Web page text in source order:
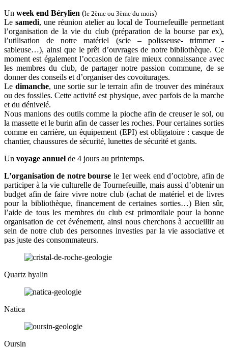
Un week end Bérylien (le 2ème ou 3ème du mois)
Le samedi, une réunion atelier au local de Tournefeuille permettant
l’organisation de la vie du club (préparation de la bourse par ex),
l’utilisation de notre matériel (scie – polisseuse- trimmer -
sableuse…), ainsi que le prêt d’ouvrages de notre bibliothèque. Ce
moment est également l’occasion de faire mieux connaissance avec
les membres du club, de partager notre passion commune, de se
donner des conseils et d’organiser des covoiturages.
Le dimanche, une sortie sur le terrain afin de trouver des minéraux
ou des fossiles. Cette activité est physique, avec parfois de la marche
et du dénivelé.
Nous manions des outils comme la pioche afin de creuser le sol, ou
la massette et le burin afin de casser les roches. Pour certaines sorties
comme en carrière, un équipement (EPI) est obligatoire : casque de
chantier, chaussures de sécurité, lunettes de sécurité et gants.
Un voyage annuel de 4 jours au printemps.
L’organisation de notre bourse le 1er week end d’octobre, afin de
participer à la vie culturelle de Tournefeuille, mais aussi d’obtenir un
budget afin de faire vivre notre club (achat de matériel et de livres
pour la bibliothèque, financement de certaines sorties…) Bien sûr,
l’aide de tous les membres du club est primordiale pour la bonne
organisation de cet événement, ainsi nous cherchons à accueillir au
sein de notre club des personnes investies par la vie associative et
pas juste des consommateurs.
Quartz hyalin
Natica
Oursin